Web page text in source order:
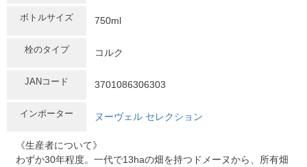
ボトルサイズ 750ml
栓のタイプ コルク
JANコード 3701086306303
インポーター ヌーヴェル セレクション
《生産者について》
わずか30年程度。一代で13haの畑を持つドメーヌから、所有畑